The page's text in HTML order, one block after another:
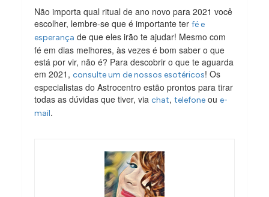
Não importa qual ritual de ano novo para 2021 você
escolher, lembre-se que é importante terfé e
esperança de que eles irão te ajudar! Mesmo com
fé em dias melhores, às vezes é bom saber o que
está por vir, não é? Para descobrir o que te aguarda
em 2021,consulte um de nossos esotéricos! Os
especialistas do Astrocentro estão prontos para tirar
todas as dúvidas que tiver, viachat,telefone oue-
mail.